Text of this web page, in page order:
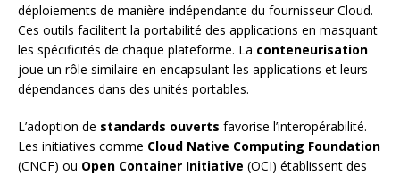
déploiements de manière indépendante du fournisseur Cloud.
Ces outils facilitent la portabilité des applications en masquant
les spécificités de chaque plateforme. La conteneurisation
joue un rôle similaire en encapsulant les applications et leurs
dépendances dans des unités portables.
L’adoption de standards ouverts favorise l’interopérabilité.
Les initiatives comme Cloud Native Computing Foundation
(CNCF) ou Open Container Initiative (OCI) établissent des